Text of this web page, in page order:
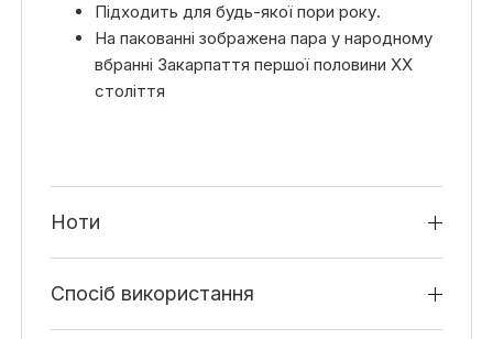
Підходить для будь-якої пори року.
На пакованні зображена пара у народному
вбранні Закарпаття першої половини XX
століття
Ноти
Cпосіб використання